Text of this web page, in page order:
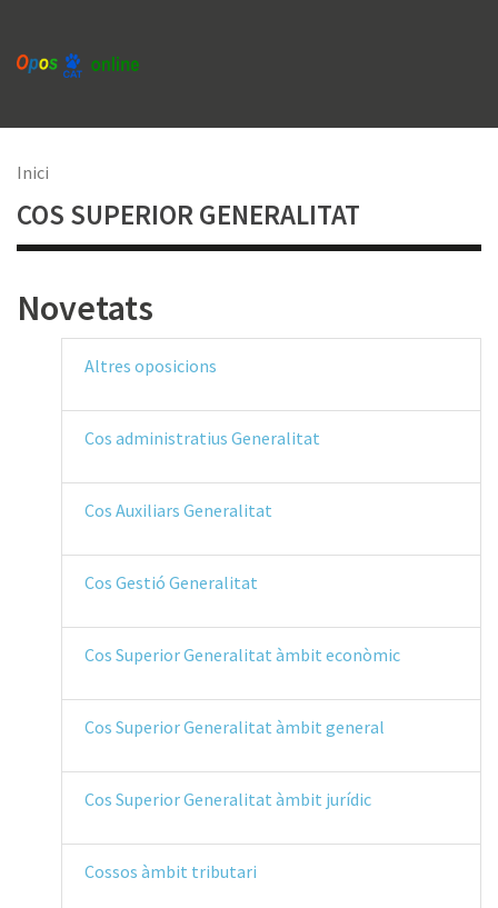
contingut
Fil
d'Ariadna
Inici
COS SUPERIOR GENERALITAT
Novetats
Altres oposicions
Cos administratius Generalitat
Cos Auxiliars Generalitat
Cos Gestió Generalitat
Cos Superior Generalitat àmbit econòmic
Cos Superior Generalitat àmbit general
Cos Superior Generalitat àmbit jurídic
Cossos àmbit tributari